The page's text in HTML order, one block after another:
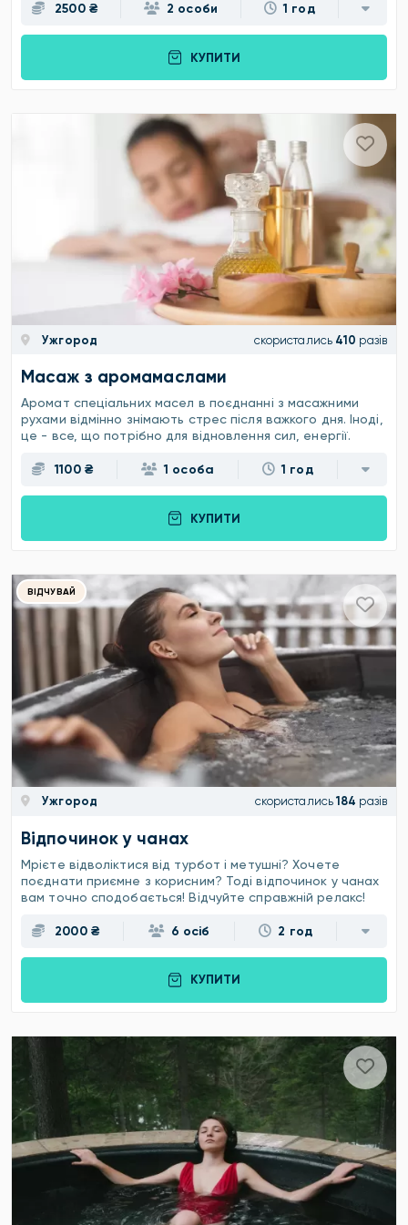
2500 ₴ 2 особи 1 год
КУПИТИ
Ужгород скористались 410 разів
Масаж з аромамаслами
Аромат спеціальних масел в поєднанні з масажними
рухами відмінно знімають стрес після важкого дня. Іноді,
це - все, що потрібно для відновлення сил, енергії.
1100 ₴ 1 особа 1 год
КУПИТИ
ВІДЧУВАЙ
Ужгород скористались 184 разів
Відпочинок у чанах
Мрієте відволіктися від турбот і метушні? Хочете
поєднати приємне з корисним? Тоді відпочинок у чанах
вам точно сподобається! Відчуйте справжній релакс!
2000 ₴ 6 осіб 2 год
КУПИТИ